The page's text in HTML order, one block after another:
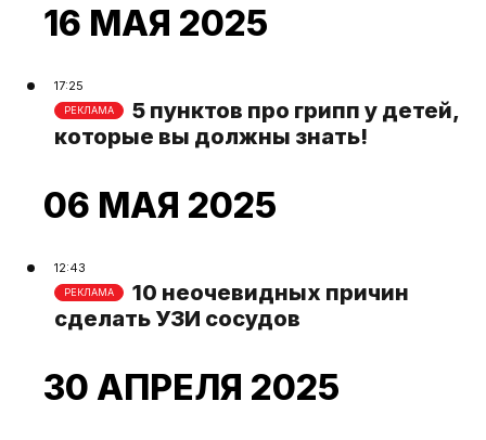
16 МАЯ 2025
17:25
РЕКЛАМА
5 пунктов про грипп у детей,
которые вы должны знать!
06 МАЯ 2025
12:43
РЕКЛАМА
10 неочевидных причин
сделать УЗИ сосудов
30 АПРЕЛЯ 2025